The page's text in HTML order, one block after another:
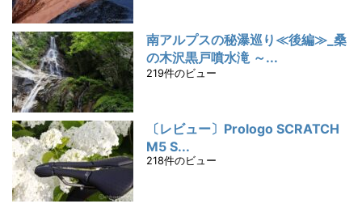
南アルプスの秘瀑巡り≪後編≫_桑
の木沢黒戸噴水滝 ～...
219件のビュー
〔レビュー〕Prologo SCRATCH
M5 S...
218件のビュー